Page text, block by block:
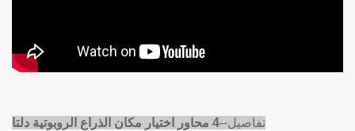
تفاصيل--4 محاور اختيار مكان الذراع الروبوتية دلتا